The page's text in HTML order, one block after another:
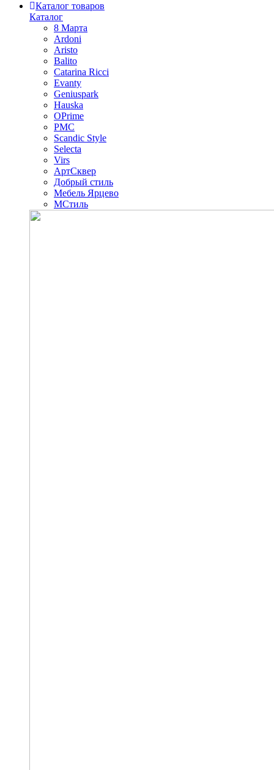
Каталог товаров
Каталог
8 Марта
Ardoni
Aristo
Balito
Catarina Ricci
Evanty
Geniuspark
Hauska
OPrime
PMC
Scandic Style
Selecta
Virs
АртСквер
Добрый стиль
Мебель Ярцево
МСтиль